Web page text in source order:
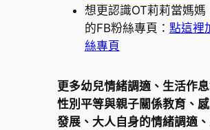
想更認識OT莉莉當媽媽
的FB粉絲專頁： 點這裡
絲專頁
更多幼兒情緒調適、生活作息
性別平等與親子關係教育、
發展、大人自身的情緒調適